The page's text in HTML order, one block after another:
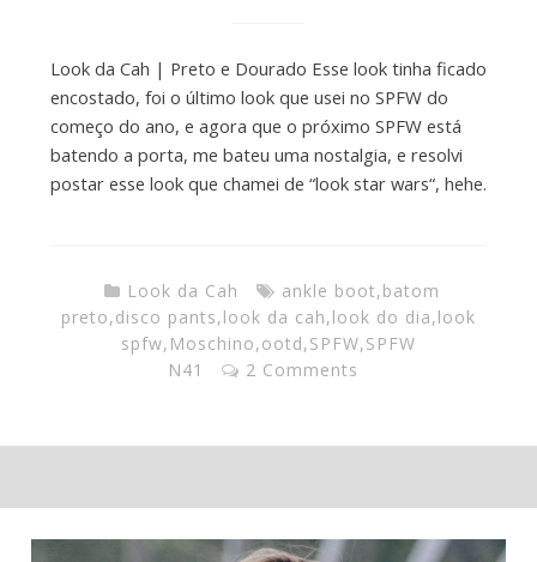
Look da Cah | Preto e Dourado Esse look tinha ficado
encostado, foi o último look que usei no SPFW do
começo do ano, e agora que o próximo SPFW está
batendo a porta, me bateu uma nostalgia, e resolvi
postar esse look que chamei de “look star wars“, hehe.
Look da Cah ankle boot,batom
preto,disco pants,look da cah,look do dia,look
spfw, Moschino,ootd,SPFW,SPFW
N41
2 Comments